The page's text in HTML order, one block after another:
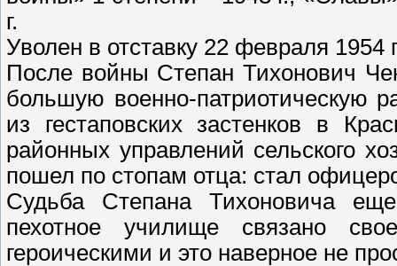
г.
Уволен в отставку 22 февраля 1954
После войны Степан Тихонович
большую военно-патриотическую
из гестаповских застенков в
районных управлений сельского
пошел по стопам отца: стал
Судьба Степана Тихоновича
пехотное училище связано
героическими и это наверное не